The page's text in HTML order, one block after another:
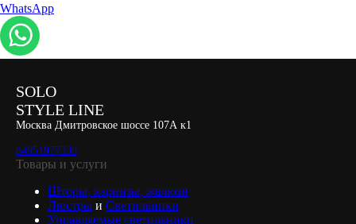
WhatsApp
SOLO
STYLE LINE
Москва Дмитровское шоссе 107А к1
84951977330
Товары и услуги
Шторы, карнизы, жалюзи
Люстры и Светильники
Управляемые светильники